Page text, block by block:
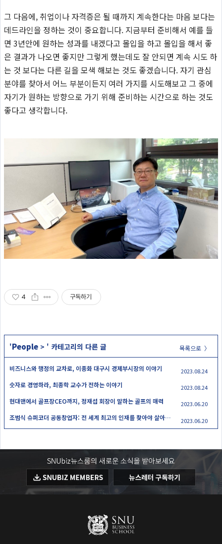
그 다음에, 취업이나 자격증은 될 때까지 계속한다는 마음 보다는
데드라인을 정하는 것이 중요합니다. 지금부터 준비해서 예를 들
면 3년안에 원하는 성과를 내겠다고 몰입을 하고 몰입을 해서 좋
은 결과가 나오면 좋지만 그렇게 했는데도 잘 안되면 계속 시도 하
는 것 보다는 다른 길을 모색 해보는 것도 좋겠습니다. 자기 관심
분야를 찾아서 어느 부분이든지 여러 가지를 시도해보고 그 중에
자기가 원하는 방향으로 가기 위해 준비하는 시간으로 하는 것도
좋다고 생각합니다.
4 구독하기
목록으로 〉
'People> ' 카테고리의 다른 글
비즈니스와 행정의 교차로, 이종화 대구시 경제부시장의 이야기 2023.08.24
숫자로 경영하라, 최종학 교수가 전하는 이야기 2023.08.24
현대맨에서 골프장CEO까지, 정재섭 회장이 말하는 골프의 매력 2023.06.20
조범식 슈퍼코더 공동창업자: 전 세계 최고의 인재를 찾아야 살아남는다 2023.06.20